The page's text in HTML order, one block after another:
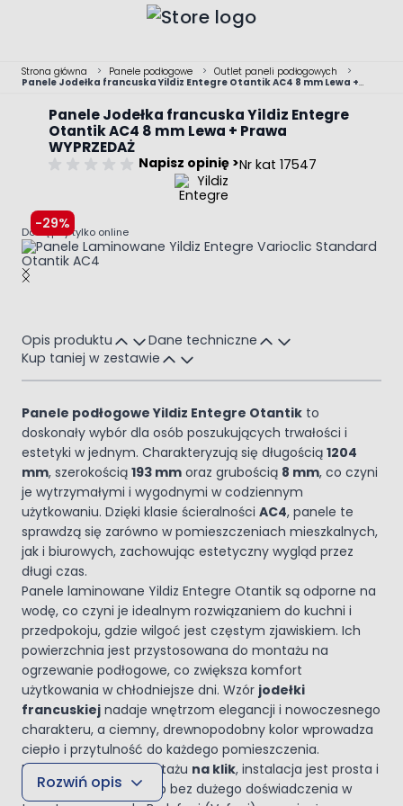
Strona główna > Panele podłogowe > Outlet paneli podłogowych
>
Panele Jodełka francuska Yildiz Entegre Otantik AC4 8 mm Lewa +
Panele Jodełka francuska Yildiz Entegre
Otantik AC4 8 mm Lewa + Prawa
WYPRZEDAŻ
Napisz opinię >Nr kat 17547
-29%
Dostępny tylko online
Main image
Click to view image in fullscreen
Opis produktu
Dane techniczne
Kup taniej w zestawie
Panele podłogowe Yildiz Entegre Otantik to
doskonały wybór dla osób poszukujących trwałości i
estetyki w jednym. Charakteryzują się długością 1204
mm, szerokością 193 mm oraz grubością 8 mm, co czyni
je wytrzymałymi i wygodnymi w codziennym
użytkowaniu. Dzięki klasie ścieralności AC4, panele te
sprawdzą się zarówno w pomieszczeniach mieszkalnych,
jak i biurowych, zachowując estetyczny wygląd przez
długi czas.
Panele laminowane Yildiz Entegre Otantik są odporne na
wodę, co czyni je idealnym rozwiązaniem do kuchni i
przedpokoju, gdzie wilgoć jest częstym zjawiskiem. Ich
powierzchnia jest przystosowana do montażu na
ogrzewanie podłogowe, co zwiększa komfort
użytkowania w chłodniejsze dni. Wzór jodełki
francuskiej nadaje wnętrzom elegancji i nowoczesnego
charakteru, a ciemny, drewnopodobny kolor wprowadza
ciepło i przytulność do każdego pomieszczenia.
Dzięki systemowi montażu na klik, instalacja jest prosta i
szybka, nawet dla osób bez dużego doświadczenia w
Rozwiń opis